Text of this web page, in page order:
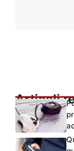
Articoli